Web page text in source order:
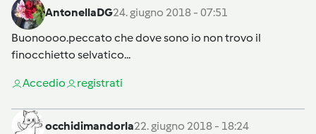
AntonellaDG24. giugno 2018 - 07:51
Buonoooo.peccato che dove sono io non trovo il
finocchietto selvatico...
Accedio registrati
occhidimandorla22. giugno 2018 - 18:24